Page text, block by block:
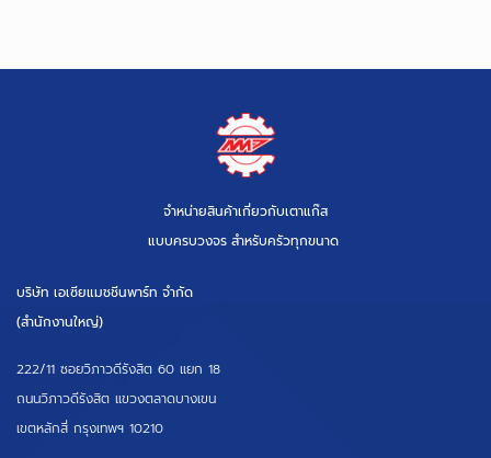
จำหน่ายสินค้าเกี่ยวกับเตาแก๊ส
แบบครบวงจร สำหรับครัวทุกขนาด
บริษัท เอเซียแมชชีนพาร์ท จำกัด
(สำนักงานใหญ่)
222/11 ซอยวิภาวดีรังสิต 60 แยก 18
ถนนวิภาวดีรังสิต แขวงตลาดบางเขน
เขตหลักสี่ กรุงเทพฯ 10210